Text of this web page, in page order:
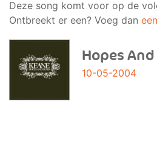
Deze song komt voor op de
Ontbreekt er een? Voeg dan
Hopes And
10-05-2004